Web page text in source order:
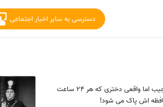
دسترسی به سایر اخبار اجتماعی
عجیب اما واقعی دختری که هر 24 ساعت
اش پاک می شود!